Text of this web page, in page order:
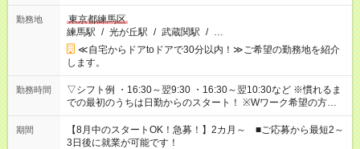
勤務地
東京都練馬区
練馬駅 / 光が丘駅 / 武蔵関駅 / …
≪自宅からドアtoドアで30分以内！≫ご希望の勤務地を紹介
します。
勤務時間
▽シフト例 ・16:30～翌9:30 ・16:30～翌10:30など ※慣れるま
での最初のうちは日勤からのスタート！ ※Wワーク希望の方へ
今ご覧のお仕事で希望する勤務時間と、もう1つのお仕事の勤務
時間。 合計で週40時間を超える場合は応募できません。
期間
【8月中のスタートOK！急募！】2カ月～ ■ご応募から最短2～
3日後に就業が可能です！